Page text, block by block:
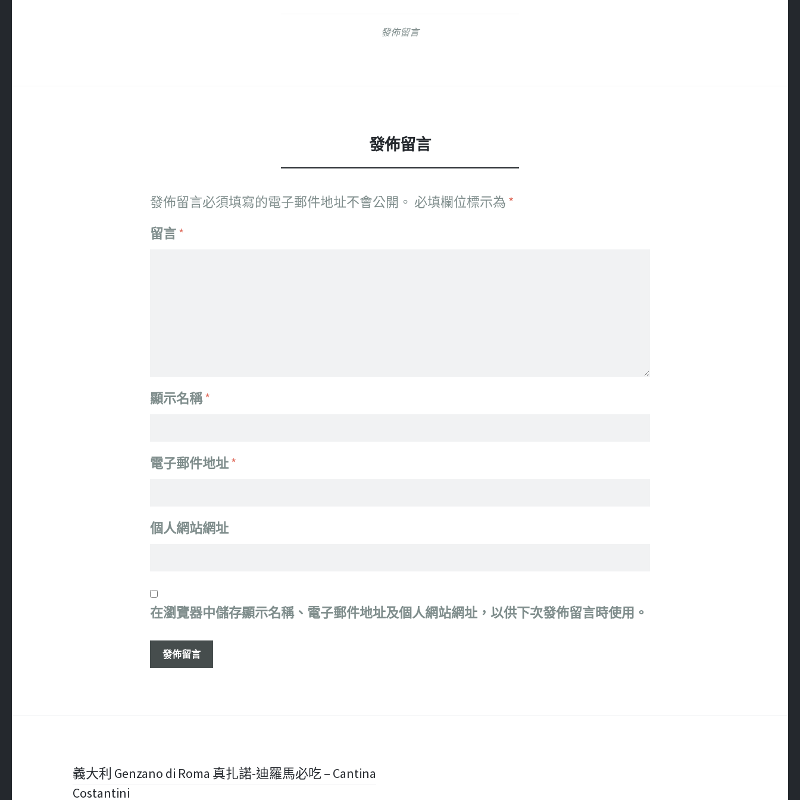
發佈留言
發佈留言
發佈留言必須填寫的電子郵件地址不會公開。 必填欄位標示為 *
留言*
顯示名稱*
電子郵件地址*
個人網站網址
在瀏覽器中儲存顯示名稱、電子郵件地址及個人網站網址，以供下次發佈留言時使用。
義大利 Genzano di Roma 真扎諾-迪羅馬必吃 – Cantina
Costantini